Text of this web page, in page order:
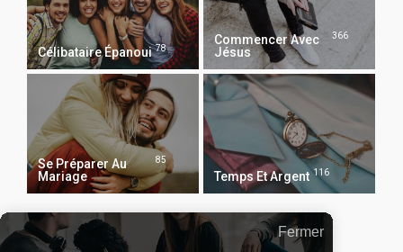
Célibataire Épanoui 78
Commencer Avec
Jésus
366
Se Préparer Au
Mariage
85
Temps Et Argent 116
Fermer